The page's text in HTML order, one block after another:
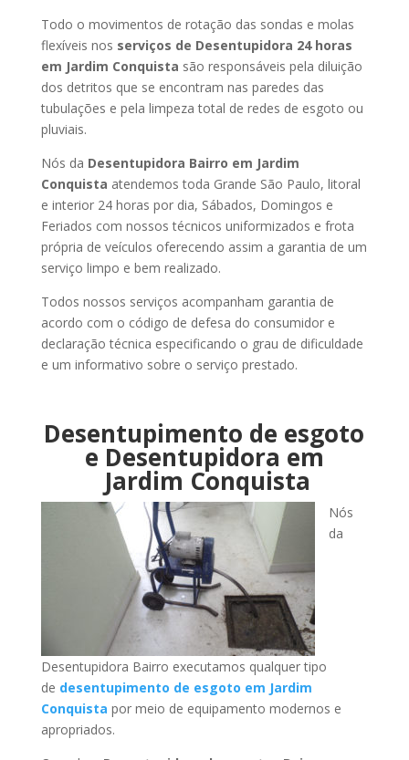
Todo o movimentos de rotação das sondas e molas
flexíveis nos serviços de Desentupidora 24 horas
em Jardim Conquista são responsáveis pela diluição
dos detritos que se encontram nas paredes das
tubulações e pela limpeza total de redes de esgoto ou
pluviais.
Nós da Desentupidora Bairro em Jardim
Conquista atendemos toda Grande São Paulo, litoral
e interior 24 horas por dia, Sábados, Domingos e
Feriados com nossos técnicos uniformizados e frota
própria de veículos oferecendo assim a garantia de um
serviço limpo e bem realizado.
Todos nossos serviços acompanham garantia de
acordo com o código de defesa do consumidor e
declaração técnica especificando o grau de dificuldade
e um informativo sobre o serviço prestado.
Desentupimento de esgoto
e Desentupidora em
Jardim Conquista
Nós
da
Desentupidora Bairro executamos qualquer tipo
de desentupimento de esgoto em Jardim
Conquista por meio de equipamento modernos e
apropriados.